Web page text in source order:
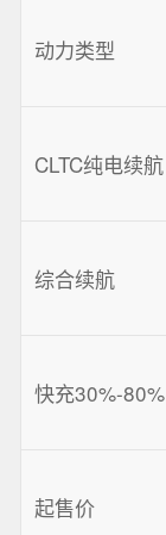
动力类型
CLTC纯电续航
综合续航
快充30%-80%
起售价